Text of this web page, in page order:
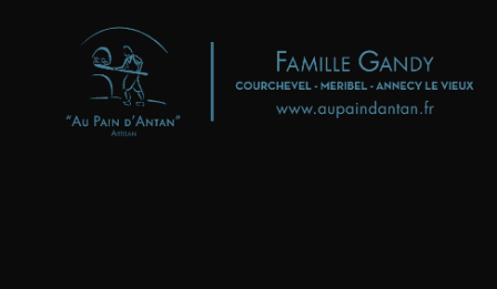
Boulangeries - Pâtisseries
"Au Pain d'Antan"